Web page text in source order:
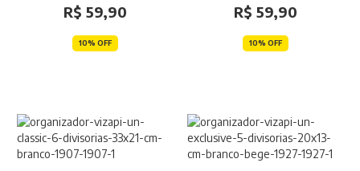
R$ 59,90
10% OFF
R$ 59,90
10% OFF